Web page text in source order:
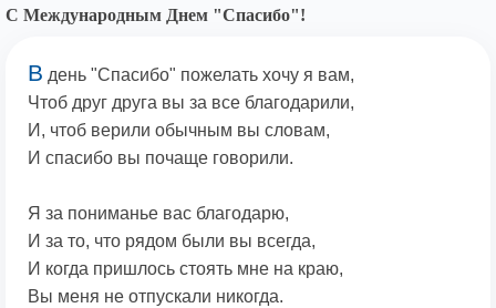
С Международным Днем "Спасибо"!
В день "Спасибо" пожелать хочу я вам,
Чтоб друг друга вы за все благодарили,
И, чтоб верили обычным вы словам,
И спасибо вы почаще говорили.
Я за пониманье вас благодарю,
И за то, что рядом были вы всегда,
И когда пришлось стоять мне на краю,
Вы меня не отпускали никогда.